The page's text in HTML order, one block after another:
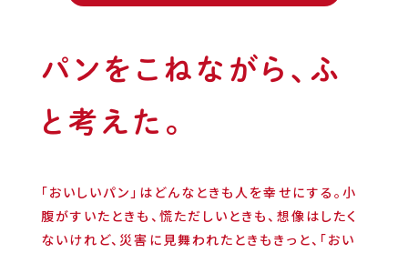
パンをこねながら、ふ
と考えた。
「おいしいパン」はどんなときも人を幸せにする。小
腹がすいたときも、慌ただしいときも、想像はしたく
ないけれど、災害に見舞われたときもきっと、「おい